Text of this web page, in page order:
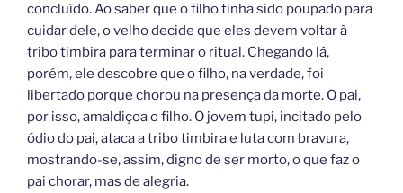
concluído. Ao saber que o filho tinha sido poupado para
cuidar dele, o velho decide que eles devem voltar à
tribo timbira para terminar o ritual. Chegando lá,
porém, ele descobre que o filho, na verdade, foi
libertado porque chorou na presença da morte. O pai,
por isso, amaldiçoa o filho. O jovem tupi, incitado pelo
ódio do pai, ataca a tribo timbira e luta com bravura,
mostrando-se, assim, digno de ser morto, o que faz o
pai chorar, mas de alegria.